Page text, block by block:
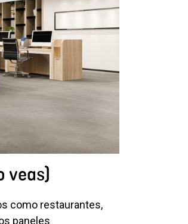
veas)
como restaurantes,
paneles